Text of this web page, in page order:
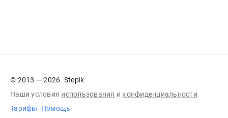
© 2013 — 2026. Stepik
Наши условия использования и конфиденциальности
Тарифы
Помощь